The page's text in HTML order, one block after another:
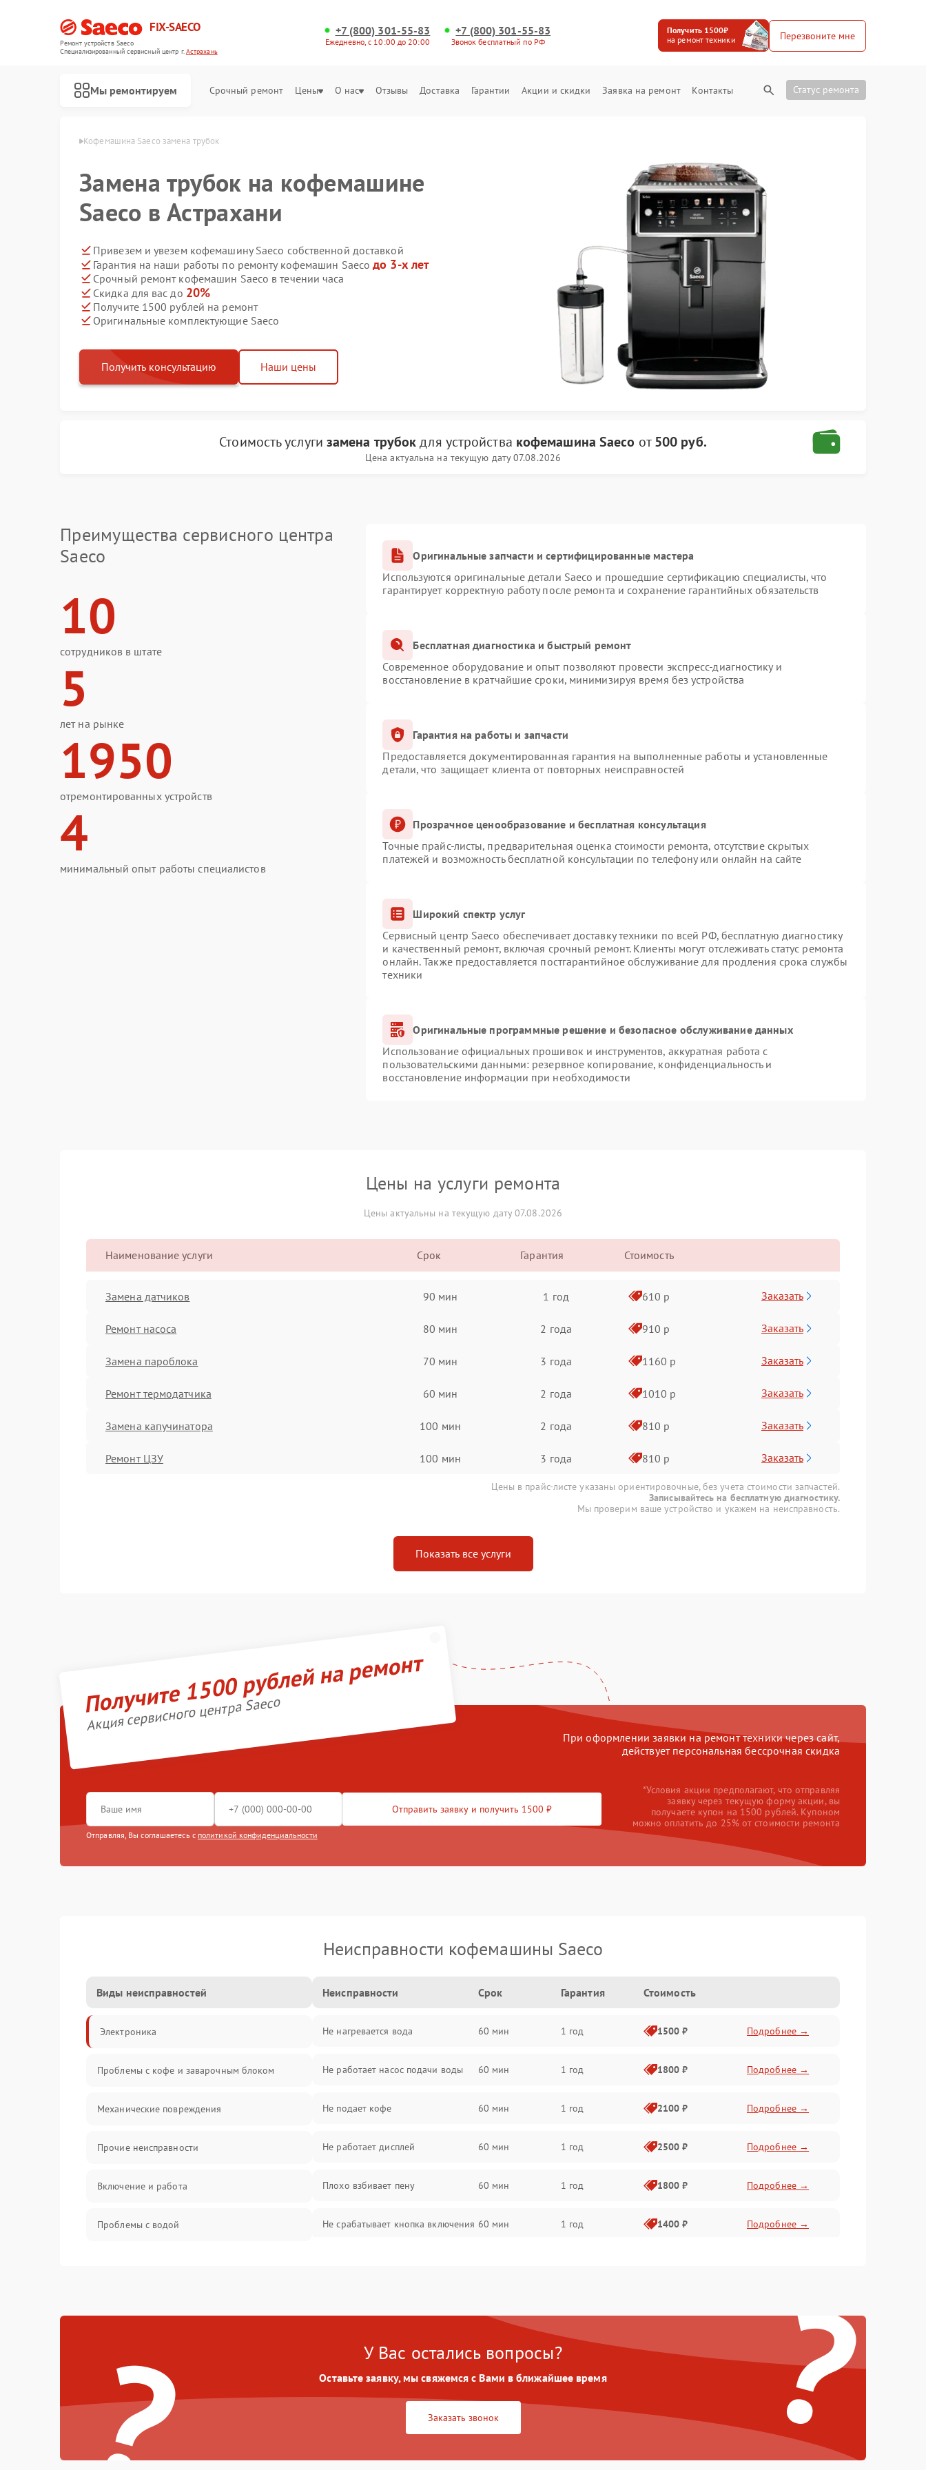
FIX-SAECO
Ремонт устройств Saeco
Специализированный cервисный центр г.Астрахань
+7 (800) 301-55-83
Ежедневно, с 10:00 до 20:00
+7 (800) 301-55-83
Звонок бесплатный по РФ
Получить 1500₽
на ремонт техники
Перезвоните мне
Мы ремонтируем Срочный ремонт Цены О нас Отзывы Доставка Гарантии Акции и скидки Заявка на ремонт Контакты Статус ремонта
в Астрахани Кофемашина Saeco замена трубок
Замена трубок на кофемашине
Saeco в Астрахани
Привезем и увезем кофемашину Saeco собственной доставкой
Гарантия на наши работы по ремонту кофемашин Saecoдо 3-х лет
Срочный ремонт кофемашин Saeco в течении часа
Скидка для вас до 20%
Получите 1500 рублей на ремонт
Оригинальные комплектующие Saeco
Получить консультацию Наши цены
Стоимость услуги замена трубокдля устройства кофемашина Saeco от500 руб.
Цена актуальна на текущую дату 07.08.2026
Преимущества сервисного центра
Saeco
10
сотрудников в штате
5
лет на рынке
1950
отремонтированных устройств
4
минимальный опыт работы специалистов
Оригинальные запчасти и сертифицированные мастера
Используются оригинальные детали Saeco и прошедшие сертификацию специалисты, что
гарантирует корректную работу после ремонта и сохранение гарантийных обязательств
Бесплатная диагностика и быстрый ремонт
Современное оборудование и опыт позволяют провести экспресс-диагностику и
восстановление в кратчайшие сроки, минимизируя время без устройства
Гарантия на работы и запчасти
Предоставляется документированная гарантия на выполненные работы и установленные
детали, что защищает клиента от повторных неисправностей
Прозрачное ценообразование и бесплатная консультация
Точные прайс-листы, предварительная оценка стоимости ремонта, отсутствие скрытых
платежей и возможность бесплатной консультации по телефону или онлайн на сайте
Широкий спектр услуг
Сервисный центр Saeco обеспечивает доставку техники по всей РФ, бесплатную диагностику
и качественный ремонт, включая срочный ремонт. Клиенты могут отслеживать статус ремонта
онлайн. Также предоставляется постгарантийное обслуживание для продления срока службы
техники
Оригинальные программные решение и безопасное обслуживание данных
Использование официальных прошивок и инструментов, аккуратная работа с
пользовательскими данными: резервное копирование, конфиденциальность и
восстановление информации при необходимости
Цены на услуги ремонта
Цены актуальны на текущую дату 07.08.2026
Наименование услуги Срок Гарантия Стоимость
Замена датчиков 90 мин 1 год 610 р Заказать
Ремонт насоса 80 мин 2 года 910 р Заказать
Замена пароблока 70 мин 3 года 1160 р Заказать
Ремонт термодатчика 60 мин 2 года 1010 р Заказать
Замена капучинатора 100 мин 2 года 810 р Заказать
Ремонт ЦЗУ 100 мин 3 года 810 р Заказать
Цены в прайс-листе указаны ориентировочные, без учета стоимости запчастей.
Записывайтесь на бесплатную диагностику.
Мы проверим ваше устройство и укажем на неисправность.
Показать все услуги
Получите 1500 рублей на ремонт
Акция сервисного центра Saeco
При оформлении заявки на ремонт техники через сайт,
действует персональная бессрочная скидка
Отправить заявку и получить 1500 ₽
Отправляя, Вы соглашаетесь с политикой конфиденциальности
*Условия акции предполагают, что отправляя
заявку через текущую форму акции, вы
получаете купон на 1500 рублей. Купоном
можно оплатить до 25% от стоимости ремонта
Неисправности кофемашины Saeco
Виды неисправностей
Электроника
Проблемы с кофе и заварочным блоком
Механические повреждения
Прочие неисправности
Включение и работа
Проблемы с водой
Неисправности Срок Гарантия Стоимость
Не нагревается вода 60 мин 1 год 1500 ₽ Подробнее →
Не работает насос подачи воды 60 мин 1 год 1800 ₽ Подробнее →
Не подает кофе 60 мин 1 год 2100 ₽ Подробнее →
Не работает дисплей 60 мин 1 год 2500 ₽ Подробнее →
Плохо взбивает пену 60 мин 1 год 1800 ₽ Подробнее →
Не срабатывает кнопка включения 60 мин 1 год 1400 ₽ Подробнее →
? ?
У Вас остались вопросы?
Оставьте заявку, мы свяжемся с Вами в ближайшее время
Заказать звонок